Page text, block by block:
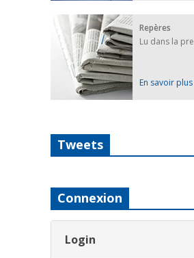
Repères
Lu dans la
En savoir plus
Tweets
Connexion
Login